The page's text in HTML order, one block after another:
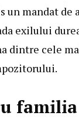
un mandat de
exilului
dintre cele
familia